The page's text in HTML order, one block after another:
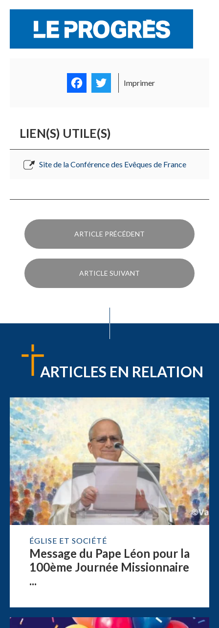
FacebookTwitter
Imprimer
LIEN(S) UTILE(S)
Site de la Conférence des Evêques de France
ARTICLE PRÉCÉDENT
ARTICLE SUIVANT
ARTICLES EN RELATION
ÉGLISE ET SOCIÉTÉ
Message du Pape Léon pour la
100ème Journée Missionnaire
...